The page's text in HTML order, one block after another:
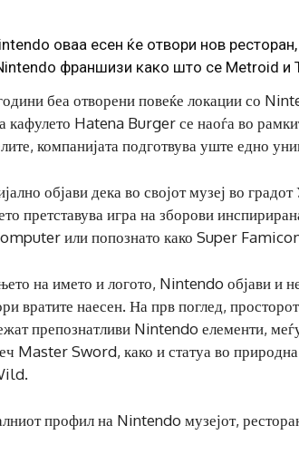
оваа есен ќе отвори нов
франшизи како што се Metroid и
беа отворени повеќе локации со
кафулето Hatena Burger се наоѓа во
компанијата подготвува уште едно
објави дека во својот музеј во
претставува игра на зборови
или попознато како Super
на името и логото, Nintendo објави и
вратите наесен. На прв поглед,
препознатливи Nintendo елементи,
Master Sword, како и статуа во
профил на Nintendo музејот,